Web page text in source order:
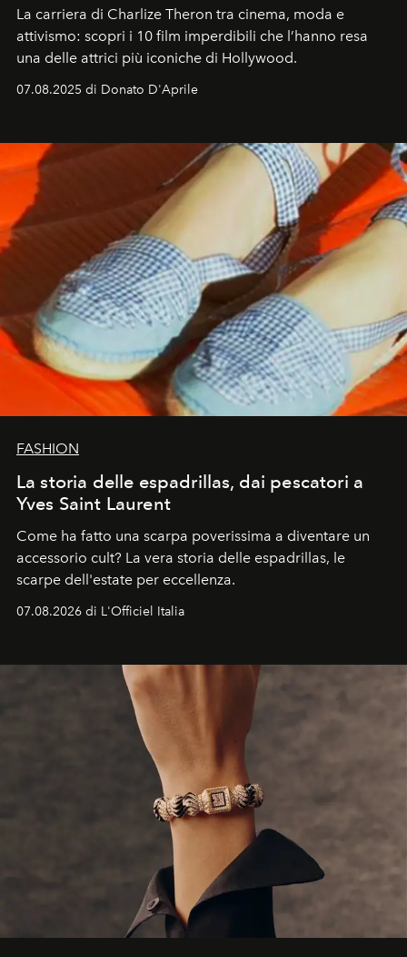
La carriera di Charlize Theron tra cinema, moda e
attivismo: scopri i 10 film imperdibili che l’hanno resa
una delle attrici più iconiche di Hollywood.
07.08.2025 di Donato D'Aprile
FASHION
La storia delle espadrillas, dai pescatori a
Yves Saint Laurent
Come ha fatto una scarpa poverissima a diventare un
accessorio cult? La vera storia delle espadrillas, le
scarpe dell'estate per eccellenza.
07.08.2026 di L'Officiel Italia